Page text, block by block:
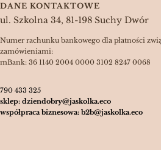
DANE KONTAKTOWE
ul. Szkolna 34, 81-198 Suchy Dwór
Numer rachunku bankowego dla płatności
zamówieniami:
mBank: 36 1140 2004 0000 3102 8247 0068
790 433 325
sklep: dziendobry@jaskolka.eco
współpraca biznesowa: b2b@jaskolka.eco